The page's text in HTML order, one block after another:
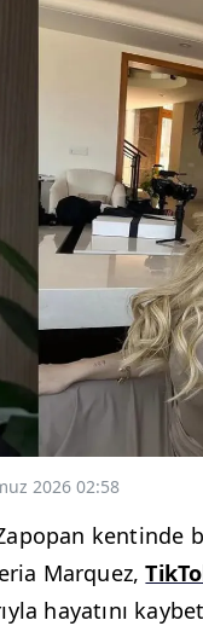
2026 02:58
kentinde
Marquez,
hayatını